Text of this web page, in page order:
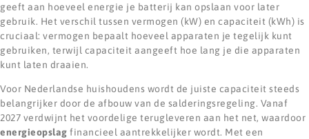
geeft aan hoeveel energie je batterij kan opslaan voor later
gebruik. Het verschil tussen vermogen (kW) en capaciteit (kWh) is
cruciaal: vermogen bepaalt hoeveel apparaten je tegelijk kunt
gebruiken, terwijl capaciteit aangeeft hoe lang je die apparaten
kunt laten draaien.
Voor Nederlandse huishoudens wordt de juiste capaciteit steeds
belangrijker door de afbouw van de salderingsregeling. Vanaf
2027 verdwijnt het voordelige terugleveren aan het net, waardoor
energieopslag financieel aantrekkelijker wordt. Met een